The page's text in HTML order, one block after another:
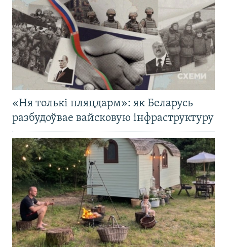
«Ня толькі пляцдарм»: як Беларусь
разбудоўвае вайсковую інфраструктуру